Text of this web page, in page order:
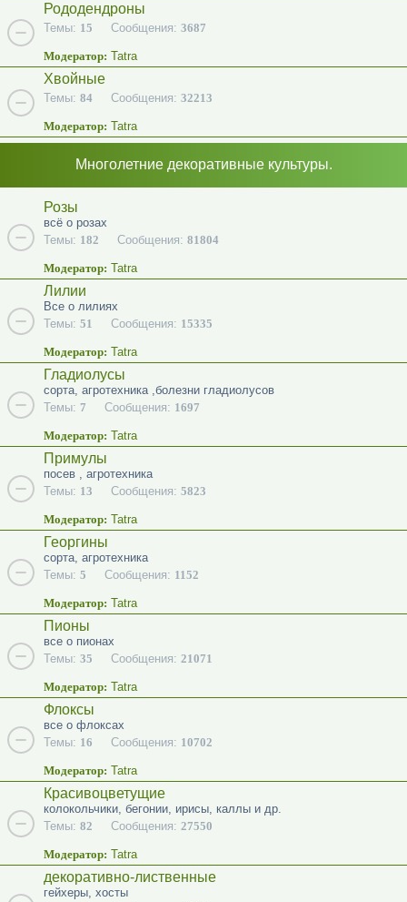
Рододендроны
Темы: 15 Сообщения: 3687
Модератор: Tatra
Хвойные
Темы: 84 Сообщения: 32213
Модератор: Tatra
Многолетние декоративные культуры.
Розы
всё о розах
Темы: 182 Сообщения: 81804
Модератор: Tatra
Лилии
Все о лилиях
Темы: 51 Сообщения: 15335
Модератор: Tatra
Гладиолусы
сорта, агротехника ,болезни гладиолусов
Темы: 7 Сообщения: 1697
Модератор: Tatra
Примулы
посев , агротехника
Темы: 13 Сообщения: 5823
Модератор: Tatra
Георгины
сорта, агротехника
Темы: 5 Сообщения: 1152
Модератор: Tatra
Пионы
все о пионах
Темы: 35 Сообщения: 21071
Модератор: Tatra
Флоксы
все о флоксах
Темы: 16 Сообщения: 10702
Модератор: Tatra
Красивоцветущие
колокольчики, бегонии, ирисы, каллы и др.
Темы: 82 Сообщения: 27550
Модератор: Tatra
декоративно-лиственные
гейхеры, хосты